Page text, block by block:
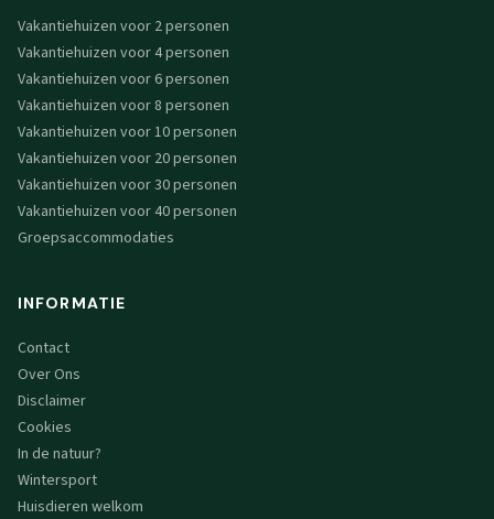
Vakantiehuizen voor 2 personen
Vakantiehuizen voor 4 personen
Vakantiehuizen voor 6 personen
Vakantiehuizen voor 8 personen
Vakantiehuizen voor 10 personen
Vakantiehuizen voor 20 personen
Vakantiehuizen voor 30 personen
Vakantiehuizen voor 40 personen
Groepsaccommodaties
INFORMATIE
Contact
Over Ons
Disclaimer
Cookies
In de natuur?
Wintersport
Huisdieren welkom